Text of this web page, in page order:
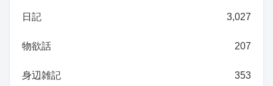
日記 3,027
物欲話 207
身辺雑記 353